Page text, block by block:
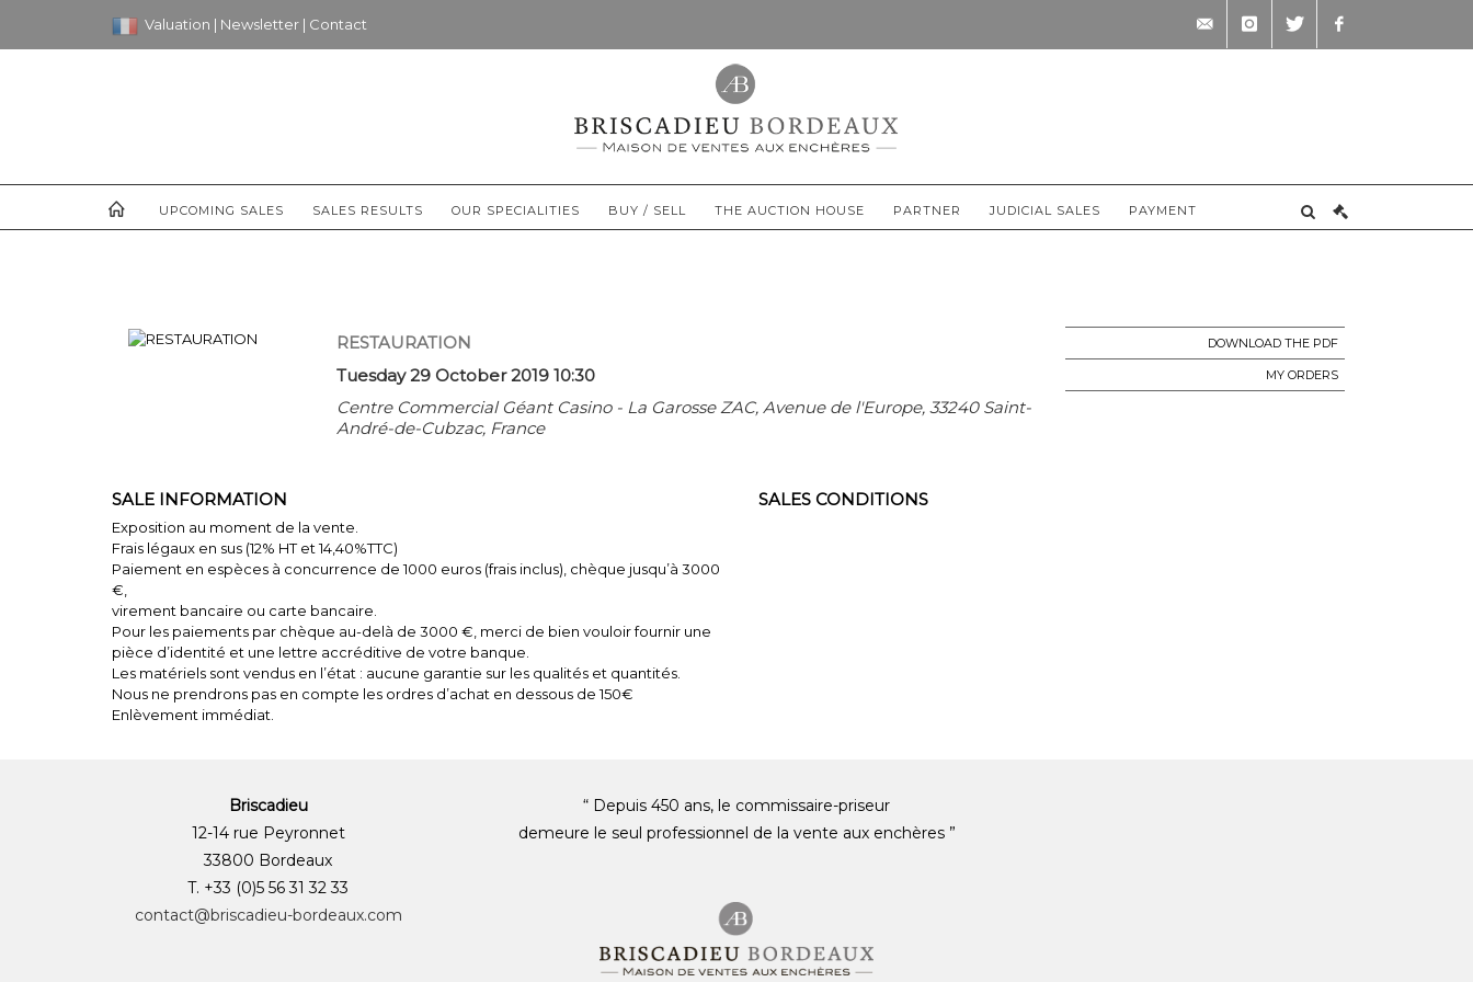
Valuation | Newsletter | Contact
UPCOMING SALES SALES RESULTS OUR SPECIALITIES BUY / SELL THE AUCTION HOUSE PARTNER JUDICIAL SALES PAYMENT
RESTAURATION
Tuesday 29 October 2019 10:30
Centre Commercial Géant Casino - La Garosse ZAC, Avenue de l'Europe, 33240 Saint-
André-de-Cubzac, France
DOWNLOAD THE PDF
MY ORDERS
SALE INFORMATION
Exposition au moment de la vente.
Frais légaux en sus (12% HT et 14,40%TTC)
Paiement en espèces à concurrence de 1000 euros (frais inclus), chèque jusqu’à 3000
€,
virement bancaire ou carte bancaire.
Pour les paiements par chèque au-delà de 3000 €, merci de bien vouloir fournir une
pièce d’identité et une lettre accréditive de votre banque.
Les matériels sont vendus en l’état : aucune garantie sur les qualités et quantités.
Nous ne prendrons pas en compte les ordres d’achat en dessous de 150€
Enlèvement immédiat.
SALES CONDITIONS
Briscadieu
12-14 rue Peyronnet
33800 Bordeaux
T. +33 (0)5 56 31 32 33
contact@briscadieu-bordeaux.com
“ Depuis 450 ans, le commissaire-priseur
demeure le seul professionnel de la vente aux enchères ”